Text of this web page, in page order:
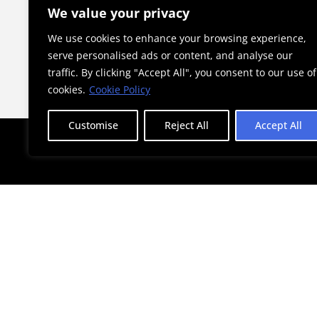
We value your privacy
We use cookies to enhance your browsing experience,
serve personalised ads or content, and analyse our
traffic. By clicking "Accept All", you consent to our use of
cookies. Cookie Policy
Customise Reject All Accept All
γίνεται θεσμός στην Αθήνα